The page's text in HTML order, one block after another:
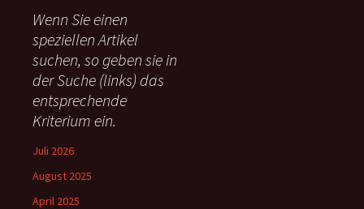
n
n
a
c
:
Wenn Sie einen
speziellen Artikel
suchen, so geben sie in
der Suche (links) das
entsprechende
Kriterium ein.
Juli 2026
August 2025
April 2025